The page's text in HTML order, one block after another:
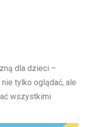
dla dzieci –
tylko oglądać, ale
wszystkimi